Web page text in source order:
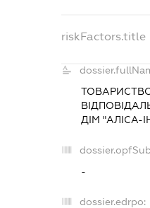
riskFactors.title
ДІМ "АЛІСА-
-
dossier.edrpo: